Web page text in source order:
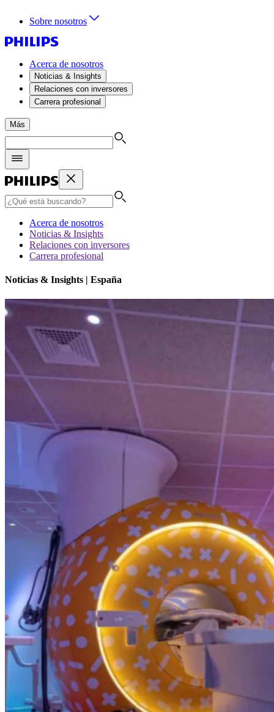
Sobre nosotros
Acerca de nosotros
Noticias & Insights
Relaciones con inversores
Carrera profesional
Más
Acerca de nosotros
Noticias & Insights
Relaciones con inversores
Carrera profesional
Noticias & Insights | España